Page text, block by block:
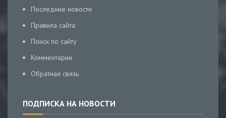
Последние новости
Правила сайта
Поиск по сайту
Комментарии
Обратная связь
ПОДПИСКА НА НОВОСТИ